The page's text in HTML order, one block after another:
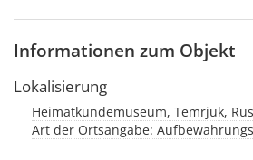
Informationen zum Objekt
Lokalisierung
Heimatkundemuseum, Temrjuk,
Art der Ortsangabe: